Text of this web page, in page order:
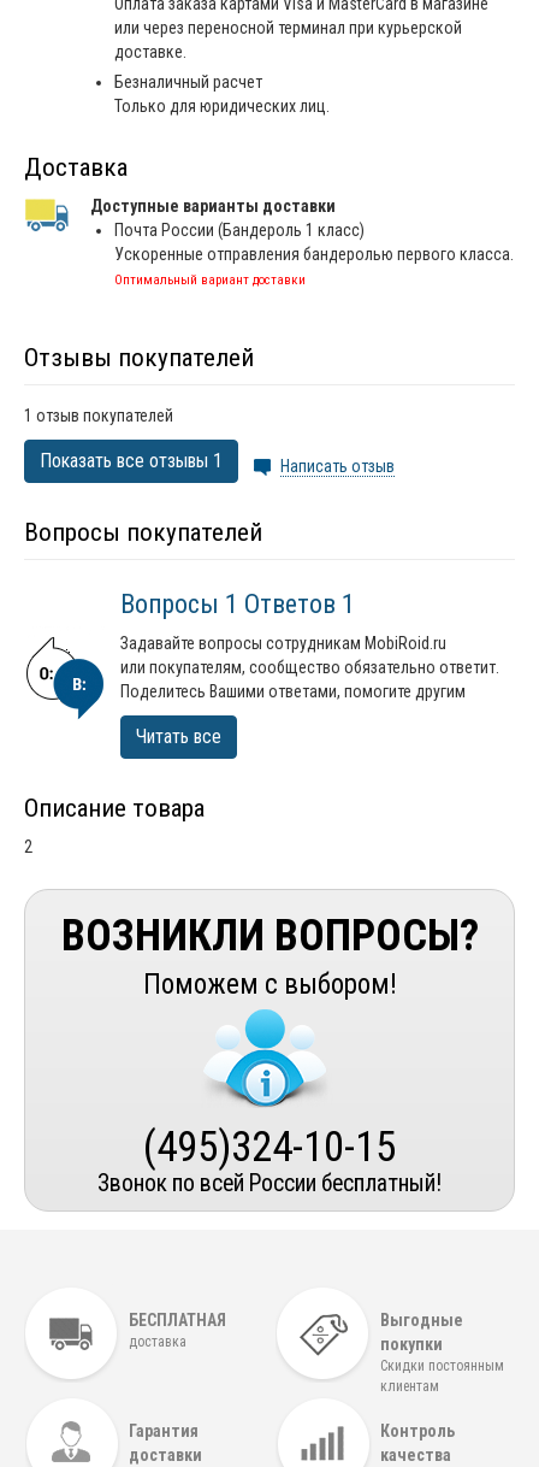
или через переносной терминал при курьерской
доставке.
Безналичный расчет
Только для юридических лиц.
Доставка
Доступные варианты доставки
Почта России (Бандероль 1 класс)
Ускоренные отправления бандеролью первого класса.
Оптимальный вариант доставки
Отзывы покупателей
1 отзыв покупателей
Показать все отзывы 1 Написать отзыв
Вопросы покупателей
Вопросы 1 Ответов 1
Задавайте вопросы сотрудникам MobiRoid.ru
или покупателям, сообщество обязательно ответит.
Поделитесь Вашими ответами, помогите другим
Читать все
Описание товара
2
ВОЗНИКЛИ ВОПРОСЫ?
Поможем с выбором!
(495)324-10-15
Звонок по всей России бесплатный!
БЕСПЛАТНАЯ
доставка
Выгодные
покупки
Скидки постоянным
клиентам
Гарантия
доставки
Контроль
качества